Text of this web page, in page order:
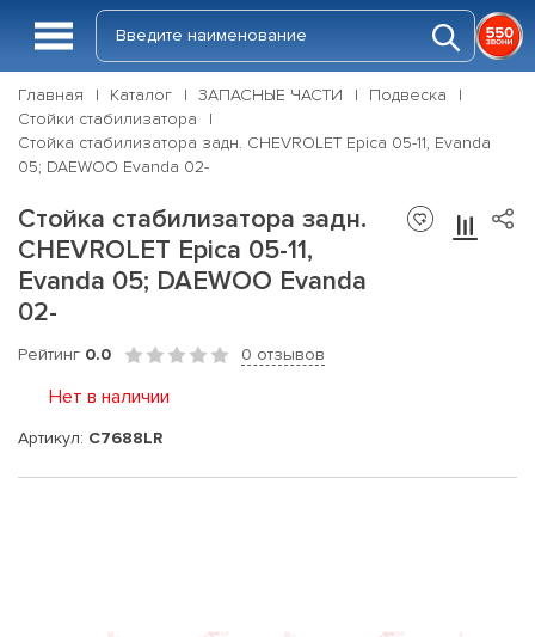
Главная Каталог ЗАПАСНЫЕ ЧАСТИ
Подвеска
Стойки стабилизатора
Стойка стабилизатора задн. CHEVROLET Epica 05-11, Evanda
05; DAEWOO Evanda 02-
Стойка стабилизатора задн.
CHEVROLET Epica 05-11,
Evanda 05; DAEWOO Evanda
02-
Рейтинг 0.0 0 отзывов
Нет в наличии
Артикул: C7688LR